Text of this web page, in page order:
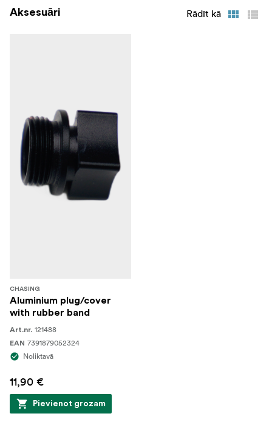
Aksesuāri Rādīt kā
CHASING
Aluminium plug/cover
with rubber band
Art.nr. 121488
EAN 7391879052324
Noliktavā
11,90 €
Pievienot grozam